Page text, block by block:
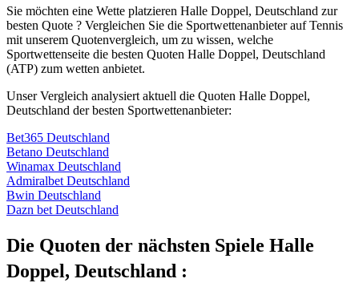
Sie möchten eine Wette platzieren Halle Doppel, Deutschland zur
besten Quote ? Vergleichen Sie die Sportwettenanbieter auf Tennis
mit unserem Quotenvergleich, um zu wissen, welche
Sportwettenseite die besten Quoten Halle Doppel, Deutschland
(ATP) zum wetten anbietet.
Unser Vergleich analysiert aktuell die Quoten Halle Doppel,
Deutschland der besten Sportwettenanbieter:
Bet365 Deutschland
Betano Deutschland
Winamax Deutschland
Admiralbet Deutschland
Bwin Deutschland
Dazn bet Deutschland
Die Quoten der nächsten Spiele Halle
Doppel, Deutschland :